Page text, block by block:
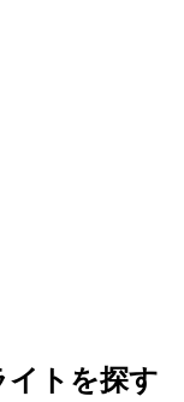
イトを探す